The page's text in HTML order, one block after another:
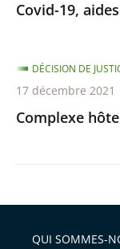
Covid-19,
Complexe
DÉCISION DE
17 décembre 2021
QUI SOMMES-